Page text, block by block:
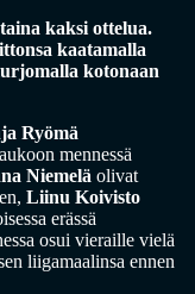
kaksi ottelua.
kaatamalla
kotonaan
Ryömä
mennessä
Niemelä olivat
Liinu Koivisto
erässä
osui vieraille vielä
liigamaalinsa ennen